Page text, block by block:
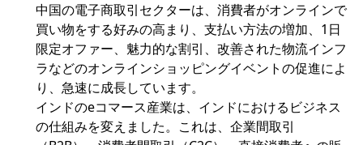
中国の電子商取引セクターは、消費者がオンラインで
買い物をする好みの高まり、支払い方法の増加、1日
限定オファー、魅力的な割引、改善された物流インフ
ラなどのオンラインショッピングイベントの促進によ
り、急速に成長しています。
インドのeコマース産業は、インドにおけるビジネス
の仕組みを変えました。これは、企業間取引